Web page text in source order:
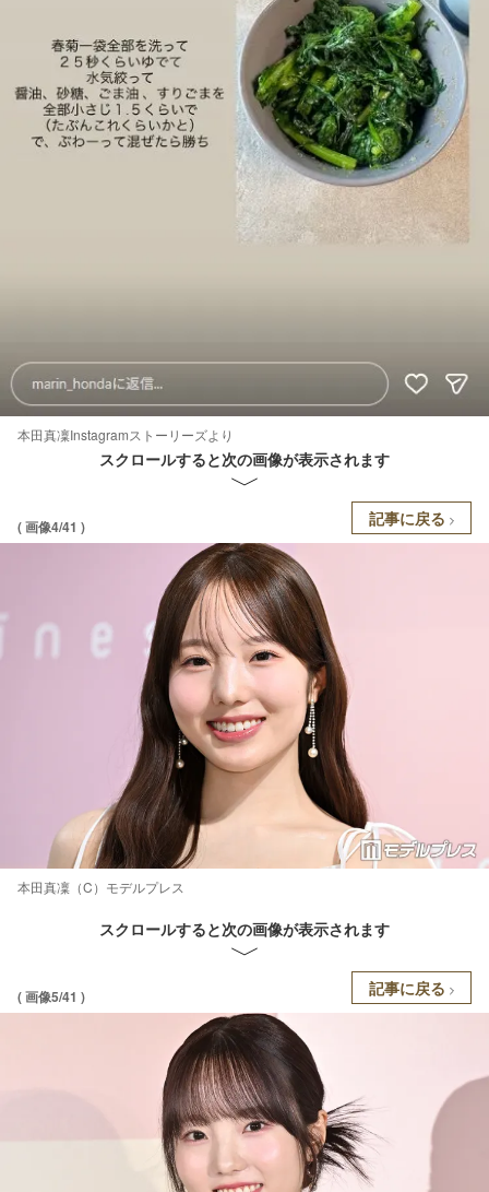
本田真凜Instagramストーリーズより
スクロールすると次の画像が表示されます
( 画像4/41 ) 記事に戻る
本田真凜（C）モデルプレス
スクロールすると次の画像が表示されます
( 画像5/41 ) 記事に戻る